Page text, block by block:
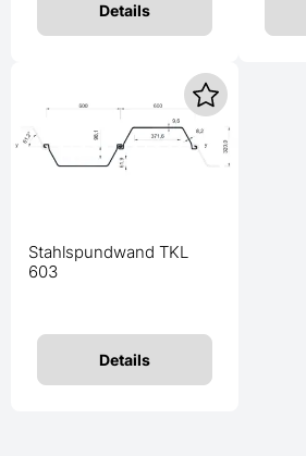
Details
Stahlspundwand TKL
603
Details